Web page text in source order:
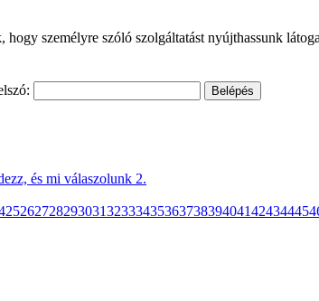
személyre szóló szolgáltatást nyújthassunk
és mi válaszolunk 2.
252627282930313233343536373839404142434445